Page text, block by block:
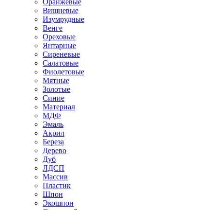
Оранжевые
Вишневые
Изумрудные
Венге
Ореховые
Янтарные
Сиреневые
Салатовые
Фиолетовые
Мятные
Золотые
Синие
Материал
МДФ
Эмаль
Акрил
Береза
Дерево
Дуб
ЛДСП
Массив
Пластик
Шпон
Экошпон